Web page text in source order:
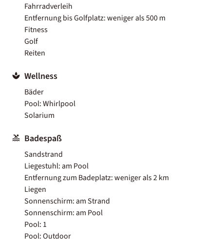
Fahrradverleih
Entfernung bis Golfplatz: weniger als 500 m
Fitness
Golf
Reiten
Wellness
Bäder
Pool: Whirlpool
Solarium
Badespaß
Sandstrand
Liegestuhl: am Pool
Entfernung zum Badeplatz: weniger als 2 km
Liegen
Sonnenschirm: am Strand
Sonnenschirm: am Pool
Pool: 1
Pool: Outdoor